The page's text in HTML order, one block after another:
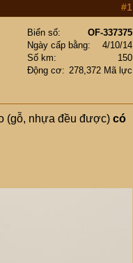
#1
Biển số
OF-337375
Ngày cấp bằng
4/10/14
Số km
150
Động cơ
278,372 Mã lực
(gỗ, nhựa đều được) có